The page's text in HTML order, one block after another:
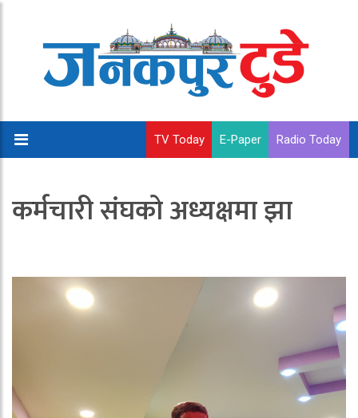
TV Today E-Paper Radio Today
कर्मचारी संघको अध्यक्षमा झा